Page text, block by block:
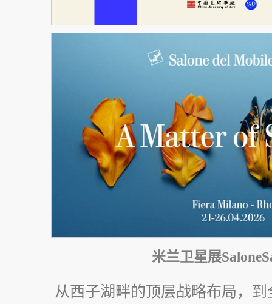
米兰卫星展
从西子湖畔的顶层战略布局，